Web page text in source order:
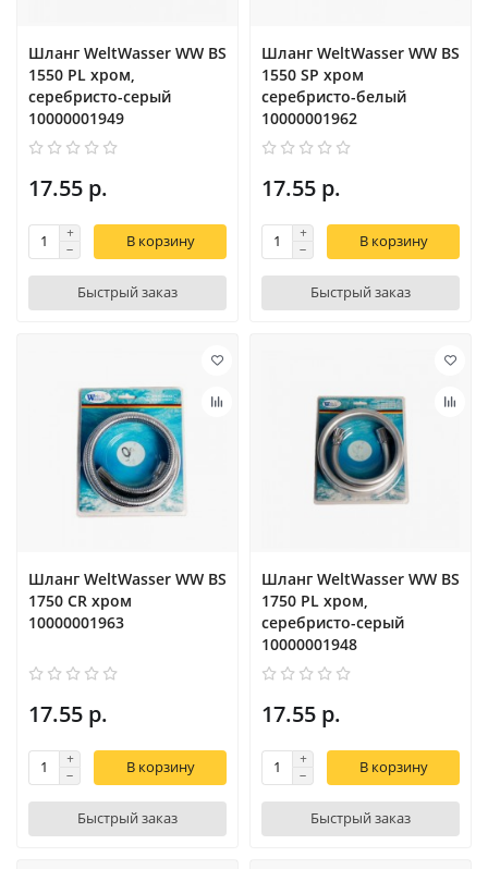
Шланг WeltWasser WW BS
1550 PL хром,
серебристо-серый
10000001949
17.55 р.
В корзину
Быстрый заказ
Шланг WeltWasser WW BS
1550 SP хром
серебристо-белый
10000001962
17.55 р.
В корзину
Быстрый заказ
Шланг WeltWasser WW BS
1750 CR хром
10000001963
17.55 р.
В корзину
Быстрый заказ
Шланг WeltWasser WW BS
1750 PL хром,
серебристо-серый
10000001948
17.55 р.
В корзину
Быстрый заказ